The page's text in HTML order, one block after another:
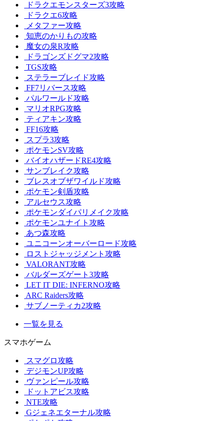
ドラクエモンスターズ3攻略
ドラクエ6攻略
メタファー攻略
知恵のかりもの攻略
魔女の泉R攻略
ドラゴンズドグマ2攻略
TGS攻略
ステラーブレイド攻略
FF7リバース攻略
パルワールド攻略
マリオRPG攻略
ティアキン攻略
FF16攻略
スプラ3攻略
ポケモンSV攻略
バイオハザードRE4攻略
サンブレイク攻略
ブレスオブザワイルド攻略
ポケモン剣盾攻略
アルセウス攻略
ポケモンダイパリメイク攻略
ポケモンユナイト攻略
あつ森攻略
ユニコーンオーバーロード攻略
ロストジャッジメント攻略
VALORANT攻略
バルダーズゲート3攻略
LET IT DIE: INFERNO攻略
ARC Raiders攻略
サブノーティカ2攻略
一覧を見る
スマホゲーム
スマグロ攻略
デジモンUP攻略
ヴァンピール攻略
ドットアビス攻略
NTE攻略
Gジェネエターナル攻略